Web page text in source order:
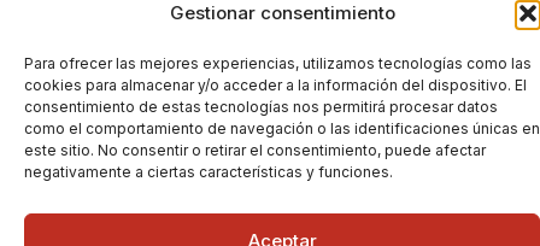
Gestionar consentimiento
Para ofrecer las mejores experiencias, utilizamos tecnologías como las
cookies para almacenar y/o acceder a la información del dispositivo. El
consentimiento de estas tecnologías nos permitirá procesar datos
como el comportamiento de navegación o las identificaciones únicas en
este sitio. No consentir o retirar el consentimiento, puede afectar
negativamente a ciertas características y funciones.
Aceptar